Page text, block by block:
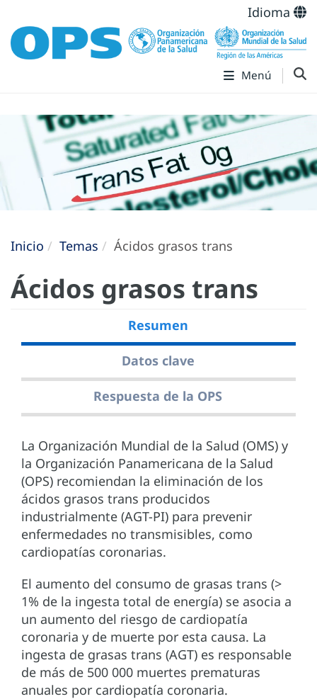
Idioma
Menú
Inicio Temas Ácidos grasos trans
Ácidos grasos trans
Resumen
Datos clave
Respuesta de la OPS
La Organización Mundial de la Salud (OMS) y
la Organización Panamericana de la Salud
(OPS) recomiendan la eliminación de los
ácidos grasos trans producidos
industrialmente (AGT-PI) para prevenir
enfermedades no transmisibles, como
cardiopatías coronarias.
El aumento del consumo de grasas trans (>
1% de la ingesta total de energía) se asocia a
un aumento del riesgo de cardiopatía
coronaria y de muerte por esta causa. La
ingesta de grasas trans (AGT) es responsable
de más de 500 000 muertes prematuras
anuales por cardiopatía coronaria.